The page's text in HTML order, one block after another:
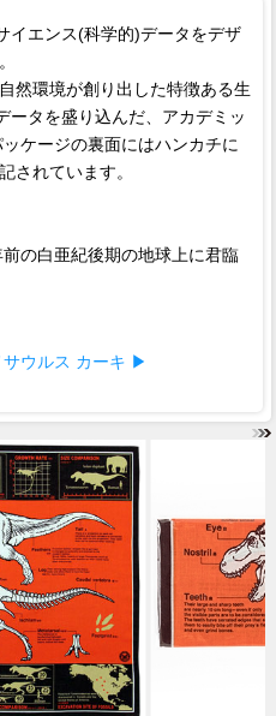
イエンス(科学的)データをデザ
然環境が創り出した特徴ある生
ータを盛り込んだ、アカデミッ
ケージの裏面にはハンカチに
されています。
の白亜紀後期の地球上に君臨
サウルス カーキ ▶